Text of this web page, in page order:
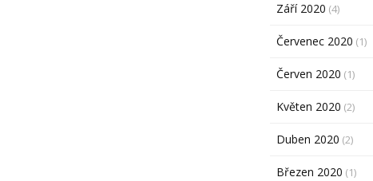
Září 2020 (4)
Červenec 2020 (1)
Červen 2020 (1)
Květen 2020 (2)
Duben 2020 (2)
Březen 2020 (1)